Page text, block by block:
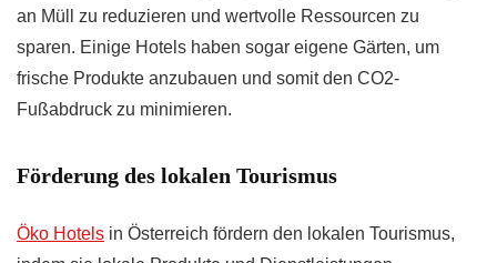
an Müll zu reduzieren und wertvolle Ressourcen zu
sparen. Einige Hotels haben sogar eigene Gärten, um
frische Produkte anzubauen und somit den CO2-
Fußabdruck zu minimieren.
Förderung des lokalen Tourismus
Öko Hotels in Österreich fördern den lokalen Tourismus,